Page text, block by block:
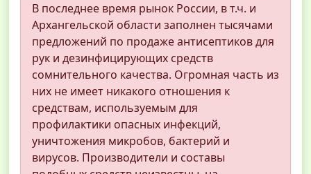
В последнее время рынок России, в т.ч. и
Архангельской области заполнен тысячами
предложений по продаже антисептиков для
рук и дезинфицирующих средств
сомнительного качества. Огромная часть из
них не имеет никакого отношения к
средствам, используемым для
профилактики опасных инфекций,
уничтожения микробов, бактерий и
вирусов. Производители и составы